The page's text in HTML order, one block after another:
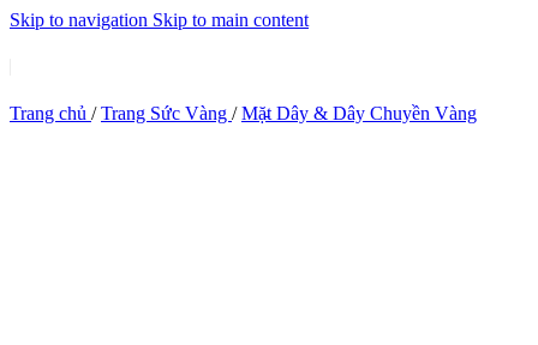
Skip to navigation Skip to main content
Trang chủ / Trang Sức Vàng / Mặt Dây & Dây Chuyền Vàng